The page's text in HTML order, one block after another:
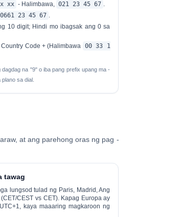
xx - Halimbawa, 021 23 45 67 .
0661 23 45 67 .
10 digit; Hindi mo ibagsak ang 0 sa
Code + (Halimbawa 00 33 1
na "9" o iba pang prefix upang ma -
sa dial.
at ang parehong oras ng pag -
tawag
lungsod tulad ng Paris, Madrid, Ang
CEST vs CET). Kapag Europa ay
kaya maaaring magkaroon ng